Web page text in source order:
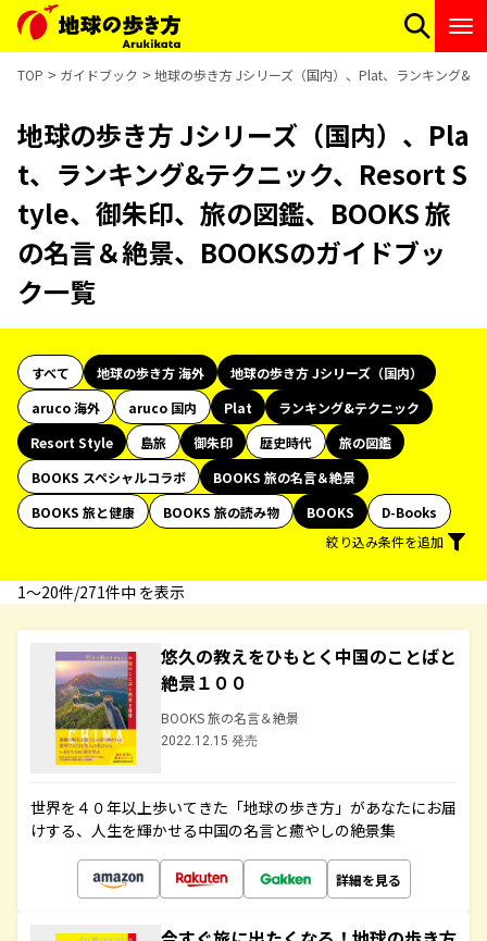
TOP ガイドブック 地球の歩き方 Jシリーズ（国内）、Plat、ランキング&
地球の歩き方 Jシリーズ（国内）、Pla
t、ランキング&テクニック、Resort S
tyle、御朱印、旅の図鑑、BOOKS 旅
の名言＆絶景、BOOKSのガイドブッ
ク一覧
すべて 地球の歩き方 海外
地球の歩き方 Jシリーズ（国内）
aruco 海外
aruco 国内 Plat
ランキング&テクニック
Resort Style
島旅 御朱印 歴史時代
旅の図鑑
BOOKS スペシャルコラボ
BOOKS 旅の名言＆絶景
BOOKS 旅と健康
BOOKS 旅の読み物 BOOKS
D-Books
絞り込み条件を追加
1〜20件/271件中 を表示
悠久の教えをひもとく中国のことばと
絶景１００
BOOKS 旅の名言＆絶景
2022.12.15 発売
世界を４０年以上歩いてきた「地球の歩き方」があなたにお届
けする、人生を輝かせる中国の名言と癒やしの絶景集
詳細を見る